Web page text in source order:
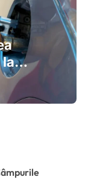
la